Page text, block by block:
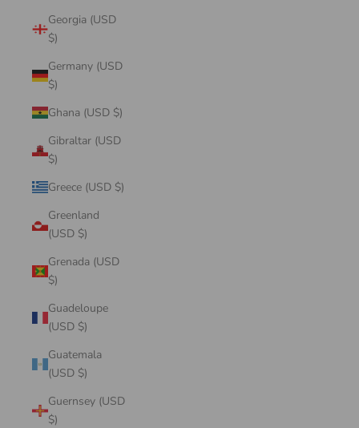
Georgia (USD
$)
Germany (USD
$)
Ghana (USD $)
Gibraltar (USD
$)
Greece (USD $)
Greenland
(USD $)
Grenada (USD
$)
Guadeloupe
(USD $)
Guatemala
(USD $)
Guernsey (USD
$)